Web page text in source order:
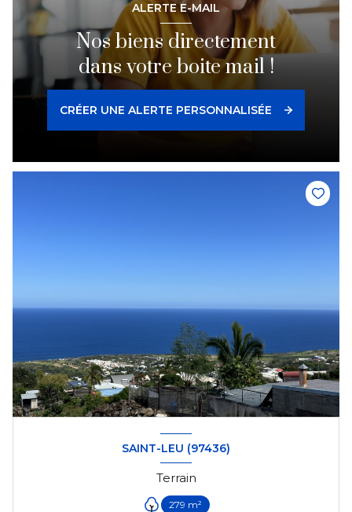
ALERTE E-MAIL
Nos biens directement
dans votre boite mail !
CRÉER UNE ALERTE PERSONNALISÉE
SAINT-LEU (97436)
Terrain
279 m²